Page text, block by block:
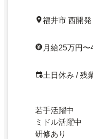
福井市 西開発
月給25万円〜
土日休み / 残
若手活躍中
ミドル活躍中
研修あり